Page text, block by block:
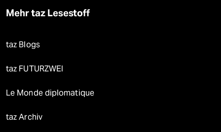
Mehr taz Lesestoff
taz Blogs
taz FUTURZWEI
Le Monde diplomatique
taz Archiv